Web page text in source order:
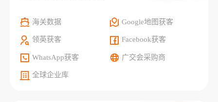
海关数据 Google地图获客
领英获客 Facebook获客
WhatsApp获客 广交会采购商
全球企业库